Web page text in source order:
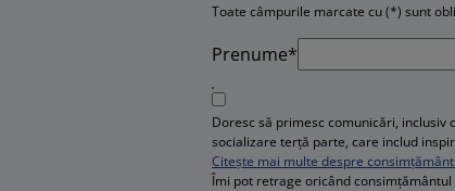
Toate câmpurile marcate cu (*) sunt
Prenume*
Doresc să primesc comunicări,
socializare terță parte, care includ
Citește mai multe despre
Îmi pot retrage oricând consimțământul